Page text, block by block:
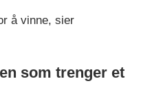
å vinne, sier
som trenger et